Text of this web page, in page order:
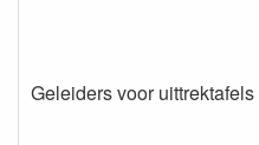
Geleiders voor